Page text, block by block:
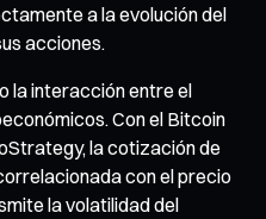
a la evolución del
acciones.
la interacción entre el
Con el Bitcoin
la cotización de
con el precio
la volatilidad del